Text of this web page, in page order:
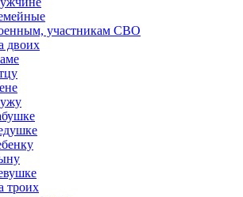
участникам СВО
двоих
троих